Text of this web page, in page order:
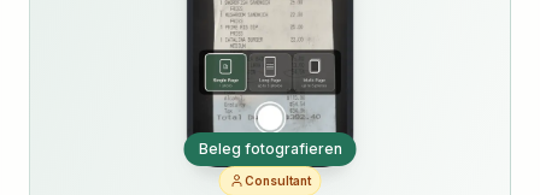
Beleg fotografieren
Consultant